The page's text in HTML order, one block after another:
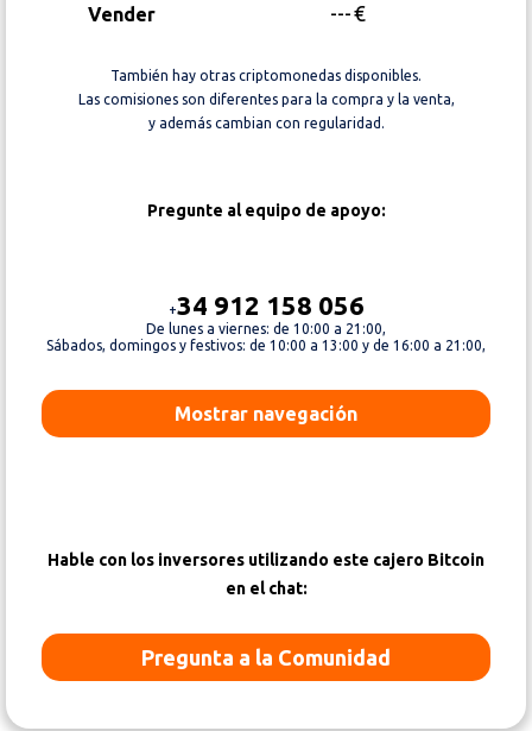
Vender ---€
También hay otras criptomonedas disponibles.
Las comisiones son diferentes para la compra y la venta,
y además cambian con regularidad.
Pregunte al equipo de apoyo:
+34 912 158 056
De lunes a viernes: de 10:00 a 21:00,
Sábados, domingos y festivos: de 10:00 a 13:00 y de 16:00 a 21:00,
Mostrar navegación
Hable con los inversores utilizando este cajero Bitcoin
en el chat:
Pregunta a la Comunidad